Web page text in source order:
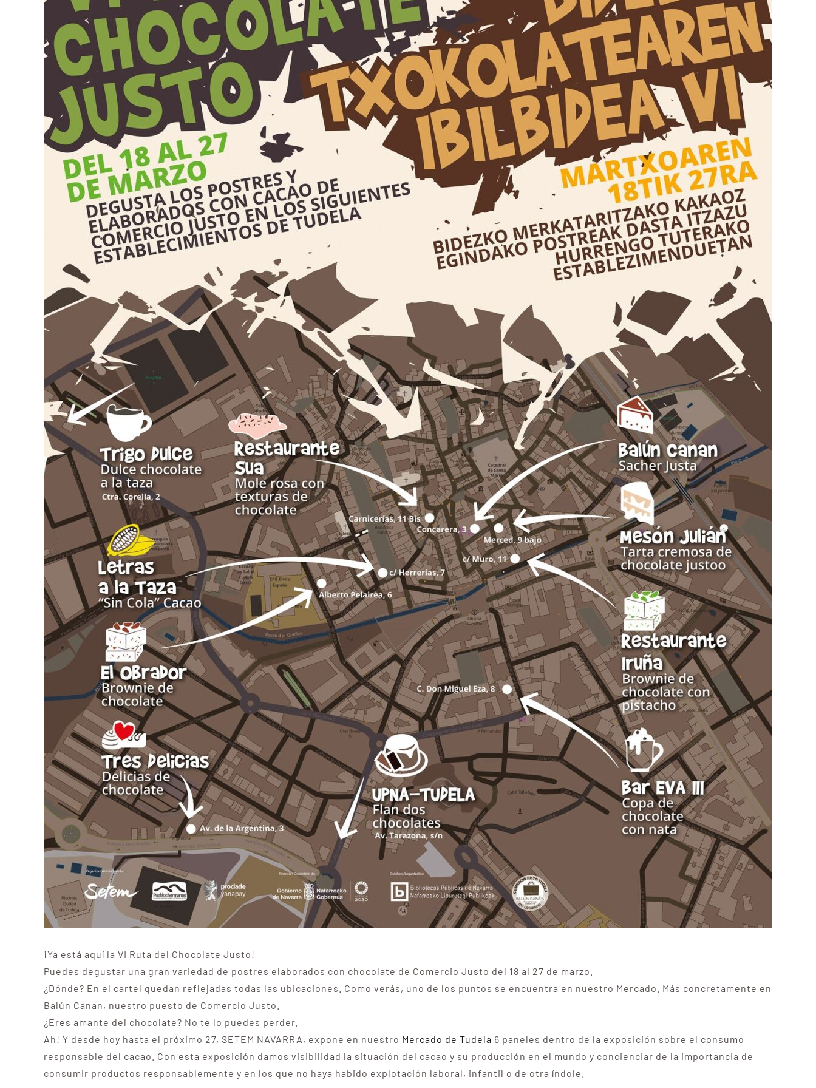
¡Ya está aquí la VI Ruta del Chocolate Justo!
Puedes degustar una gran variedad de postres elaborados con chocolate de Comercio Justo del 18 al 27 de marzo.
¿Dónde? En el cartel quedan reflejadas todas las ubicaciones. Como verás, uno de los puntos se encuentra en nuestro Mercado. Más concretamente en
Balún Canan, nuestro puesto de Comercio Justo.
¿Eres amante del chocolate? No te lo puedes perder.
Ah! Y desde hoy hasta el próximo 27, SETEM NAVARRA, expone en nuestro Mercado de Tudela 6 paneles dentro de la exposición sobre el consumo
responsable del cacao. Con esta exposición damos visibilidad la situación del cacao y su producción en el mundo y concienciar de la importancia de
consumir productos responsablemente y en los que no haya habido explotación laboral, infantil o de otra índole.